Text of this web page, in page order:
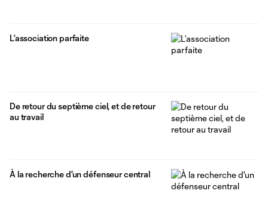
L’association parfaite
De retour du septième ciel, et de retour
au travail
À la recherche d'un défenseur central